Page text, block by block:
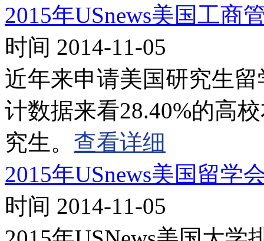
2015年USnews美国工商
时间 2014-11-05
近年来申请美国研究生
计数据来看28.40%的高
究生。 查看详细
2015年USnews美国留学
时间 2014-11-05